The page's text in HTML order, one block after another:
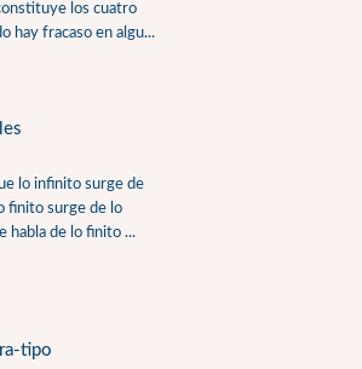
los cuatro
hay fracaso en algu...
lo infinito surge de
finito surge de lo
habla de lo finito ...
tipo